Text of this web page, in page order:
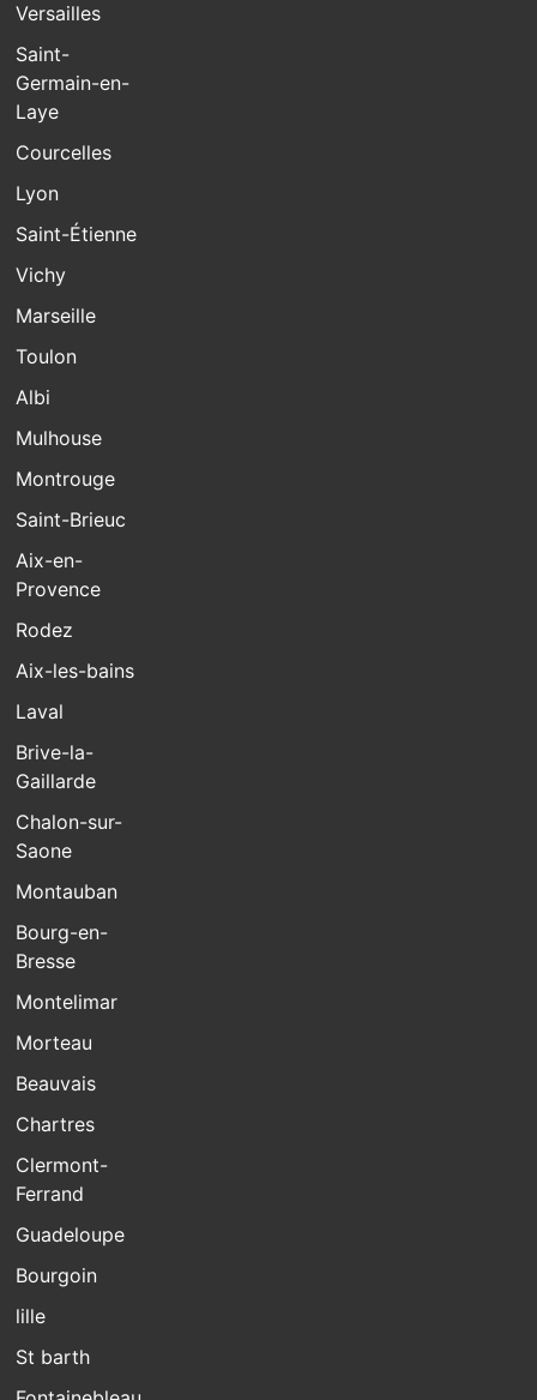
Versailles
Saint-
Germain-en-
Laye
Courcelles
Lyon
Saint-Étienne
Vichy
Marseille
Toulon
Albi
Mulhouse
Montrouge
Saint-Brieuc
Aix-en-
Provence
Rodez
Aix-les-bains
Laval
Brive-la-
Gaillarde
Chalon-sur-
Saone
Montauban
Bourg-en-
Bresse
Montelimar
Morteau
Beauvais
Chartres
Clermont-
Ferrand
Guadeloupe
Bourgoin
lille
St barth